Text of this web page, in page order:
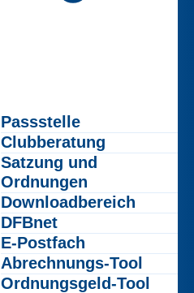
Passstelle
Clubberatung
Satzung und
Ordnungen
Downloadbereich
DFBnet
E-Postfach
Abrechnungs-Tool
Ordnungsgeld-Tool